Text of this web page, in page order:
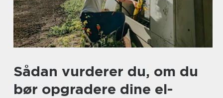
Sådan vurderer du, om du
bør opgradere dine el-